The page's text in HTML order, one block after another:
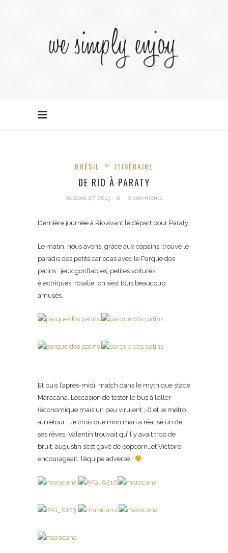
BRÉSIL ITINÉRAIRE
DE RIO À PARATY
octobre 27, 2015 0 comments
Dernière journée à Rio avant le départ pour Paraty.
Le matin, nous avons, grâce aux copains, trouvé le
paradis des petits cariocas avec le Parque dos
patins : jeux gonflables, petites voitures
électriques, rosalie…on s’est tous beaucoup
amusés.
Et puis l’après-midi, match dans le mythique stade
Maracana. L’occasion de tester le bus à l’aller
(économique mais un peu virulent ;-)) et le métro
au retour . Je crois que mon mari a réalisé un de
ses rêves, Valentin trouvait qu’il y avait trop de
bruit, augustin s’est gavé de popcorn…et Victoire
encourageait…l’équipe adverse !